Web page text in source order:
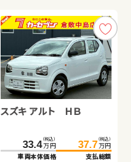
スズキ アルト ＨＢ
33.4 （税込）
万円
車両本体価格
37.7 （税込）
万円
支払総額
ホンダ フリード＋ ハイブ
リッド
213.0 （税込）
万円
車両本体価格
218.0（税込）
万円
支払総額
諸費用：5.0 万円 （税込）
2023 年 63,900km
1,500cc 法定整備付
ダイハツ タント
132.4 （税込）
万円
車両本体価格
139.7（税込）
万円
支払総額
諸費用：7.3 万円 （税込）
2021 年 53,700km
660cc 法定整備付